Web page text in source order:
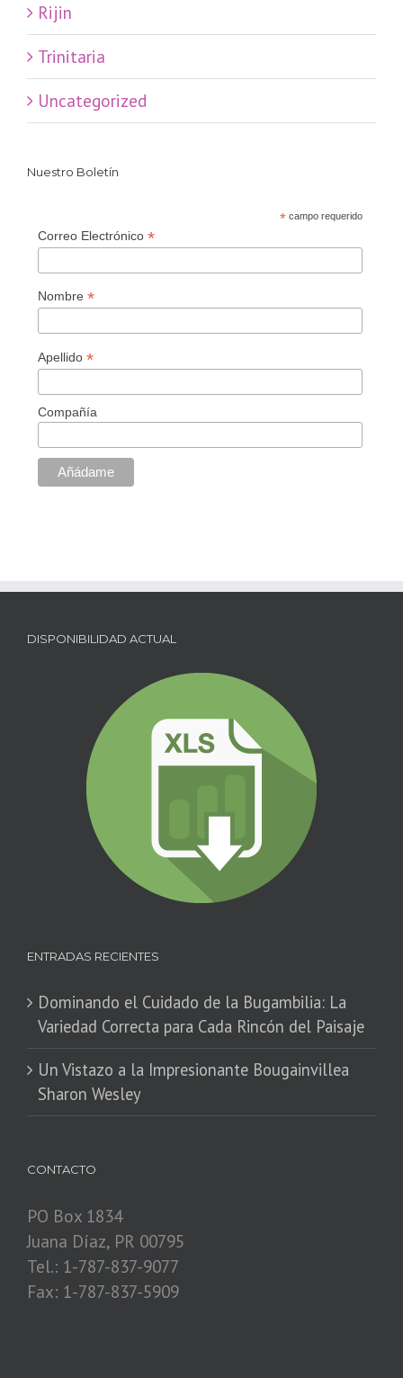
Rijin
Trinitaria
Uncategorized
Nuestro Boletín
*campo requerido
Correo Electrónico *
Nombre *
Apellido *
Compañía
DISPONIBILIDAD ACTUAL
ENTRADAS RECIENTES
Dominando el Cuidado de la Bugambilia: La
Variedad Correcta para Cada Rincón del Paisaje
​Un Vistazo a la Impresionante Bougainvillea
Sharon Wesley
CONTACTO
PO Box 1834
Juana Díaz, PR 00795
Tel.: 1-787-837-9077
Fax: 1-787-837-5909